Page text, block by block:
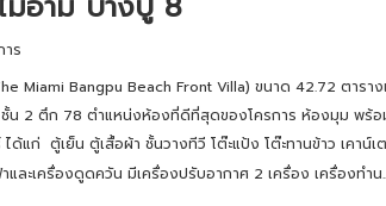
ร
Miami Bangpu Beach Front Villa) ขนาด 42.72 ตารา
น 2 ตึก 78 ตำแหน่งห้องที่ดีที่สุดของโครการ ห้องมุม พร้อ
ด้แก่ ตู้เย็น ตู้เสื้อผ้า ชั้นวางทีวี โต๊ะแป้ง โต๊ะทานข้าว เคาน์เ
ละเครื่องดูดควัน มีเครื่องปรับอากาศ 2 เครื่อง เครื่องทำน